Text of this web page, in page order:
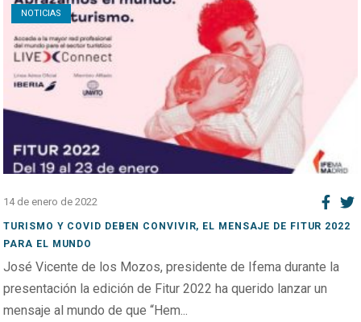
NOTICIAS
14 de enero de 2022
TURISMO Y COVID DEBEN CONVIVIR, EL MENSAJE DE FITUR 2022
PARA EL MUNDO
José Vicente de los Mozos, presidente de Ifema durante la
presentación la edición de Fitur 2022 ha querido lanzar un
mensaje al mundo de que “Hem...